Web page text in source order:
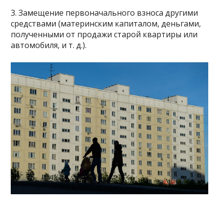
3. Замещение первоначального взноса другими
средствами (материнским капиталом, деньгами,
полученными от продажи старой квартиры или
автомобиля, и т. д.).